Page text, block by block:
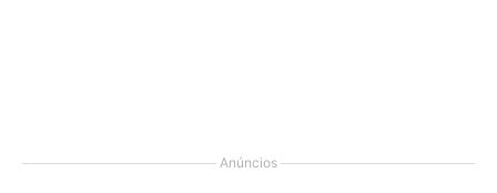
Anúncios